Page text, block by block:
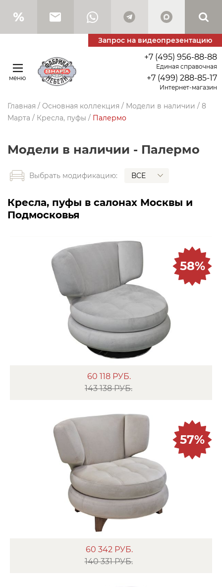
Запрос на видеопрезентацию
меню
+7 (495) 956-88-88
Единая справочная
+7 (499) 288-85-17
Интернет-магазин
Главная / Основная коллекция / Модели в наличии / 8
Марта / Кресла, пуфы / Палермо
Модели в наличии - Палермо
Выбрать модификацию: ВСЕ
Кресла, пуфы в салонах Москвы и
Подмосковья
60 118 РУБ.
143 138 РУБ.
58%
60 342 РУБ.
140 331 РУБ.
57%